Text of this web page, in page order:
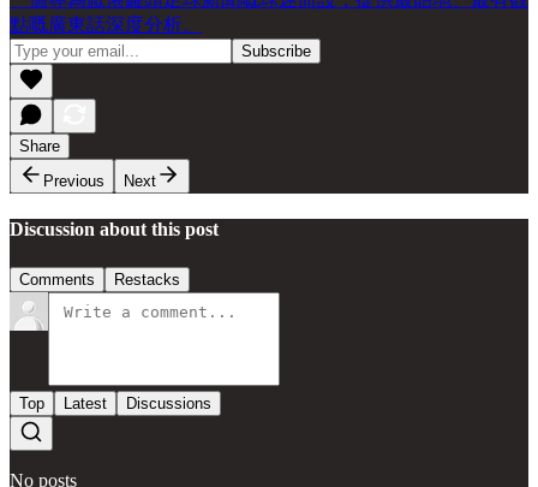
點嘅廣東話深度分析。
Share
Previous
Next
Discussion about this post
Comments Restacks
Top Latest Discussions
No posts